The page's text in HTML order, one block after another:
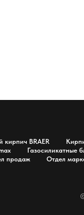
BRAER
Газосиликатные
продаж Отдел